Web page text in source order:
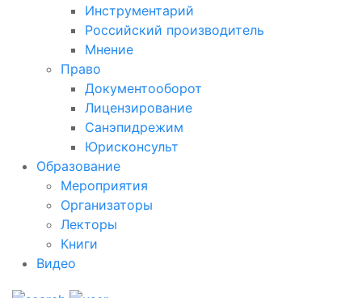
Инструментарий
Российский производитель
Мнение
Право
Документооборот
Лицензирование
Санэпидрежим
Юрисконсульт
Образование
Мероприятия
Организаторы
Лекторы
Книги
Видео